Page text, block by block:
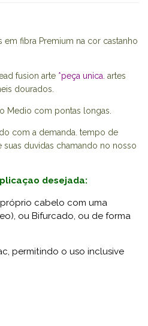
em fibra Premium na cor castanho
fusion arte *peça unica. artes
dourados.
Medio com pontas longas.
com a demanda. tempo de
suas duvidas chamando no nosso
desejada:
cabelo com uma
ou Bifurcado, ou de forma
permitindo o uso inclusive